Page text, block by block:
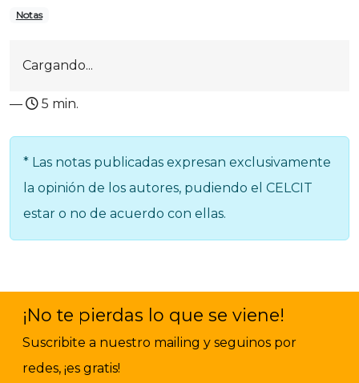
Notas
Cargando...
— 5 min.
* Las notas publicadas expresan exclusivamente
la opinión de los autores, pudiendo el CELCIT
estar o no de acuerdo con ellas.
¡No te pierdas lo que se viene!
Suscribite a nuestro mailing y seguinos por
redes, ¡es gratis!